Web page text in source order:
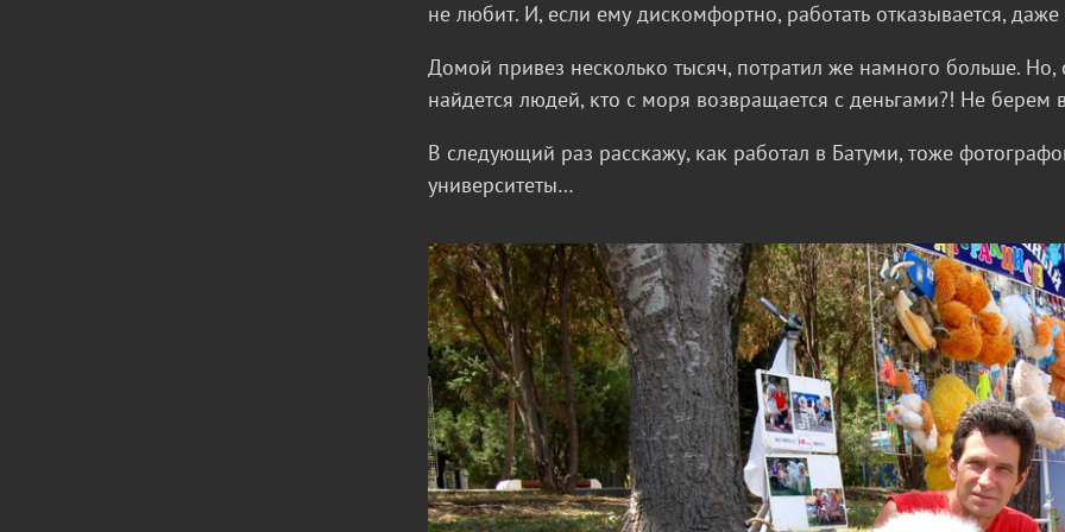
не любит. И, если ему дискомфортно, работать отказывается,
Домой привез несколько тысяч, потратил же намного больше. Но,
найдется людей, кто с моря возвращается с деньгами?! Не
В следующий раз расскажу, как работал в Батуми, тоже
университеты…